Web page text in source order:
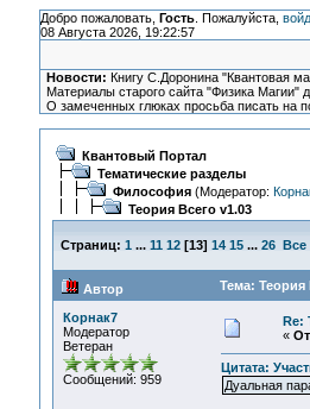
Добро пожаловать, Гость. Пожалуйста,
08 Августа 2026, 19:22:57
Новости: Книгу С.Доронина "Квантовая
Материалы старого сайта "Физика Магии"
О замеченных глюках просьба писать на
Квантовый Портал
Тематические разделы
Философия(Модератор:
Теория Всего v1.03
Страниц: 1 ... 11 12[13] 14 15 ... 26 Все
Автор Тема: Теория
Корнак7
Модератор
Ветеран
Сообщений: 959
Re:
«
Цитата:
Дуальная